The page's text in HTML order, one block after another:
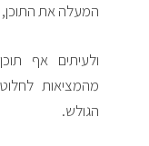
המעלה את התוכן,
ולעיתים אף
מהמציאות
הגולש.